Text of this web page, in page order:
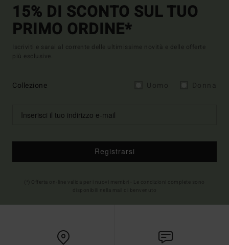
15% DI SCONTO SUL TUO
PRIMO ORDINE*
Iscriviti e sarai al corrente delle ultimissime novità e delle offerte
più esclusive.
Collezione
Registrarsi